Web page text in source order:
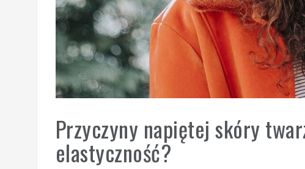
Przyczyny napiętej skóry
elastyczność?